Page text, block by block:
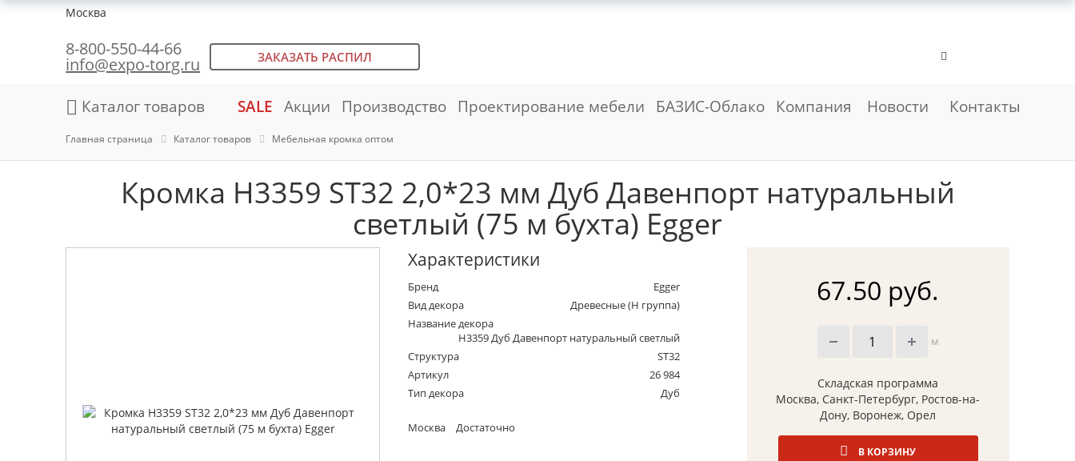
Москва
8-800-550-44-66
info@expo-torg.ru ЗАКАЗАТЬ РАСПИЛ
Каталог товаров SALE Акции Производство Проектирование мебели БАЗИС-Облако Компания Новости Контакты
Главная страница Каталог товаров Мебельная кромка оптом
Кромка H3359 ST32 2,0*23 мм Дуб Давенпорт натуральный
светлый (75 м бухта) Egger
Характеристики
Бренд
Egger
Вид декора
Древесные (Н группа)
Название декора
H3359 Дуб Давенпорт натуральный светлый
Структура
ST32
Артикул
26 984
Тип декора
Дуб
Москва Достаточно
67.50 руб.
м
Складская программа
Москва, Санкт-Петербург, Ростов-на-
Дону, Воронеж, Орел
В КОРЗИНУ